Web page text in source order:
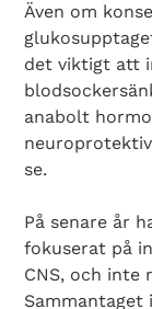
Även om
det viktigt att
anabolt
se.
På senare år
fokuserat på
CNS, och inte
Sammantaget